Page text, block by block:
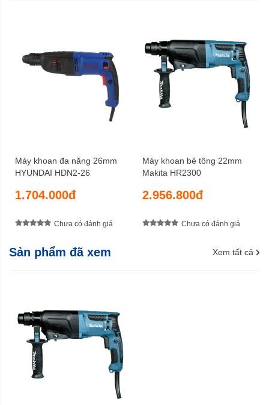
Máy khoan đa năng 26mm
HYUNDAI HDN2-26
1.704.000đ
Chưa có đánh giá
Máy khoan bê tông 22mm
Makita HR2300
2.956.800đ
Chưa có đánh giá
Sản phẩm đã xem Xem tất cả